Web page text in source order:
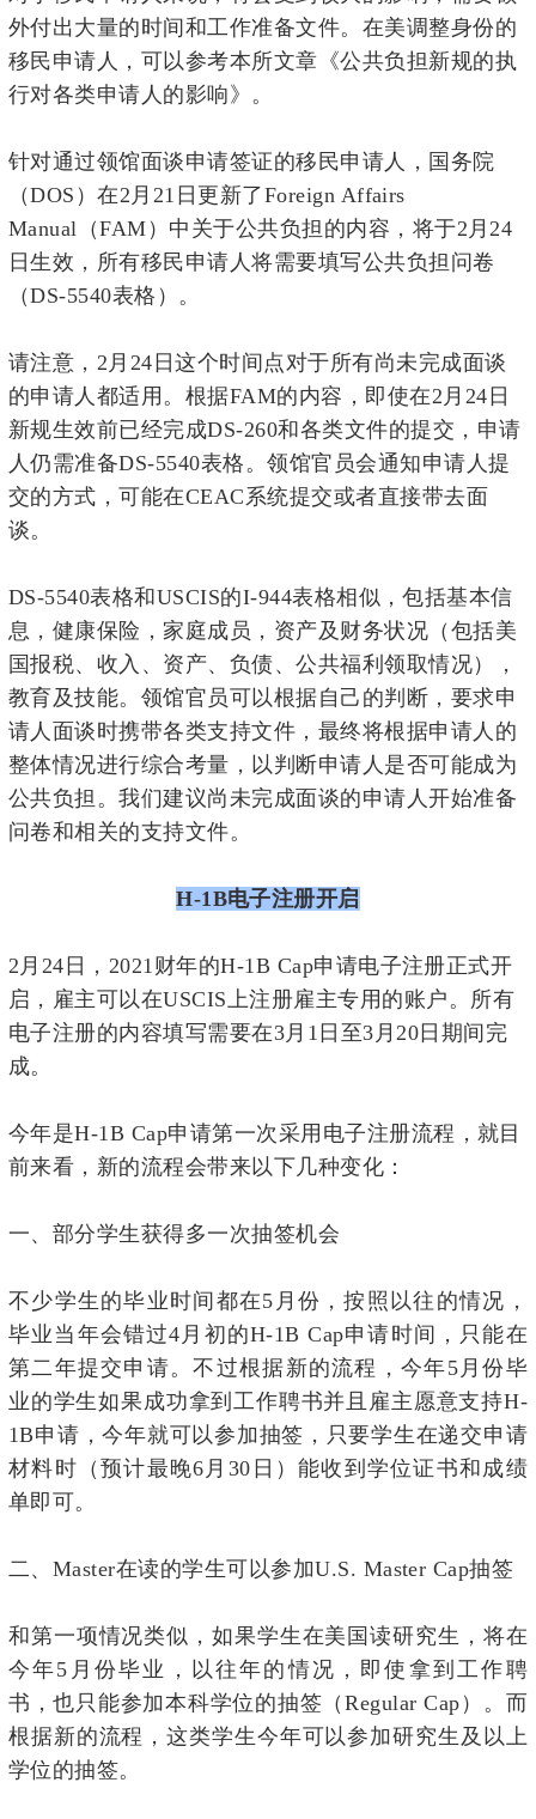
外付出大量的时间和工作准备文件。在美调整身份的
移民申请人，可以参考本所文章《公共负担新规的执
行对各类申请人的影响 》。
针对通过领馆面谈申请签证的移民申请人，国务院
（DOS）在2月21日更新了Foreign Affairs
Manual（FAM）中关于公共负担的内容，将于2月24
日生效，所有移民申请人将需要填写公共负担问卷
（DS-5540表格）。
请注意，2月24日这个时间点对于所有尚未完成面谈
的申请人都适用。根据FAM的内容，即使在2月24日
新规生效前已经完成DS-260和各类文件的提交，申请
人仍需准备DS-5540表格。领馆官员会通知申请人提
交的方式，可能在CEAC系统提交或者直接带去面
谈。
DS-5540表格和USCIS的I-944表格相似，包括基本信
息，健康保险，家庭成员，资产及财务状况（包括美
国报税、收入、资产、负债、公共福利领取情况），
教育及技能。领馆官员可以根据自己的判断，要求申
请人面谈时携带各类支持文件，最终将根据申请人的
整体情况进行综合考量，以判断申请人是否可能成为
公共负担。我们建议尚未完成面谈的申请人开始准备
问卷和相关的支持文件。
H-1B电子注册开启
2月24日，2021财年的H-1B Cap申请电子注册正式开
启，雇主可以在USCIS上注册雇主专用的账户。所有
电子注册的内容填写需要在3月1日至3月20日期间完
成。
今年是H-1B Cap申请第一次采用电子注册流程，就目
前来看，新的流程会带来以下几种变化：
一、 部分学生获得多一次抽签机会
不少学生的毕业时间都在5月份，按照以往的情况，
毕业当年会错过4月初的H-1B Cap申请时间，只能在
第二年提交申请。不过根据新的流程，今年5月份毕
业的学生如果成功拿到工作聘书并且雇主愿意支持H-
1B申请，今年就可以参加抽签，只要学生在递交申请
材料时（预计最晚6月30日）能收到学位证书和成绩
单即可。
二、Master在读的学生可以参加U.S. Master Cap抽签
和第一项情况类似，如果学生在美国读研究生，将在
今年5月份毕业，以往年的情况，即使拿到工作聘
书，也只能参加本科学位的抽签（Regular Cap）。而
根据新的流程，这类学生今年可以参加研究生及以上
学位的抽签。